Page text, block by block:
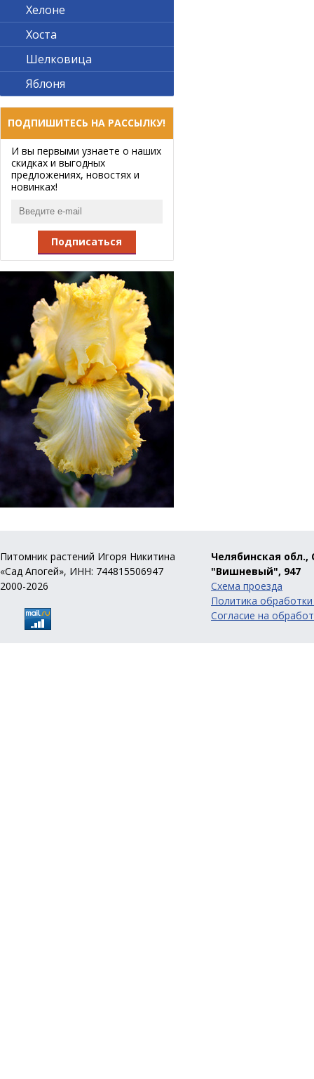
Хелоне
Хоста
Шелковица
Яблоня
ПОДПИШИТЕСЬ НА РАССЫЛКУ!
И вы первыми узнаете о наших
скидках и выгодных
предложениях, новостях и
новинках!
Подписаться
Питомник растений Игоря Никитина
«Сад Апогей», ИНН: 744815506947
2000-2026
Челябинская обл.,
"Вишневый", 947
Схема проезда
Политика
Согласие на